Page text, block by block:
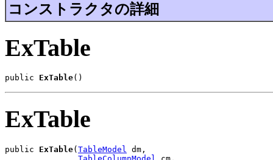
コンストラクタの詳細
ExTable
public ExTable()
ExTable
public ExTable(TableModel
dm,